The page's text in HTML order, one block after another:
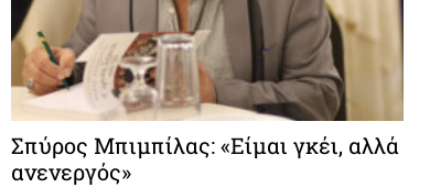
Σπύρος Μπιμπίλας: «Είμαι γκέι, αλλά
ανενεργός»